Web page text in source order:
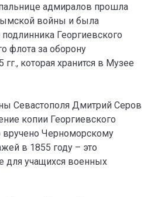
адмиралов прошла
войны и была
Георгиевского
флота за оборону
которая хранится в Музее
Севастополя Дмитрий Серов
копии Георгиевского
Черноморскому
в 1855 году – это
для учащихся военных